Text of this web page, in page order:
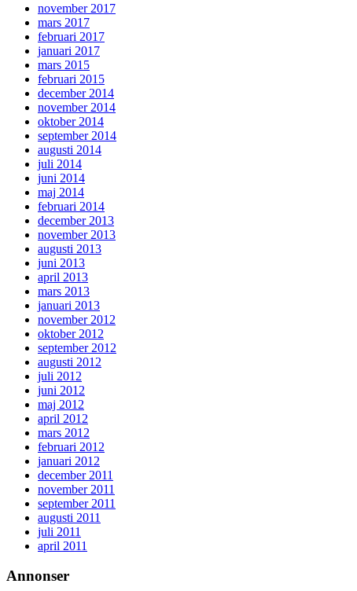
november 2017
mars 2017
februari 2017
januari 2017
mars 2015
februari 2015
december 2014
november 2014
oktober 2014
september 2014
augusti 2014
juli 2014
juni 2014
maj 2014
februari 2014
december 2013
november 2013
augusti 2013
juni 2013
april 2013
mars 2013
januari 2013
november 2012
oktober 2012
september 2012
augusti 2012
juli 2012
juni 2012
maj 2012
april 2012
mars 2012
februari 2012
januari 2012
december 2011
november 2011
september 2011
augusti 2011
juli 2011
april 2011
Annonser